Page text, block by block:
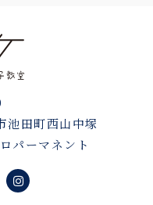
池田町西山中塚
パーマネント
I
n
s